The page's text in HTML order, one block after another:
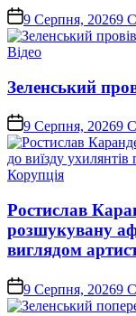
on9 Серпня, 20269
Опублікувати
Відео
Зеленський
on9 Серпня, 20269
Опублікувати
Корупція
Ростислав
розшукувану
виглядом
on9 Серпня, 20269